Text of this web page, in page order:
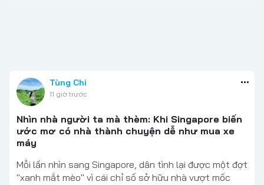
Tùng Chi
11 giờ trước
Nhìn nhà người ta mà thèm: Khi Singapore biến
ước mơ có nhà thành chuyện dễ như mua xe
máy
Mỗi lần nhìn sang Singapore, dân tình lại được một đợt
"xanh mắt mèo" vì cái chỉ số sở hữu nhà vượt mốc